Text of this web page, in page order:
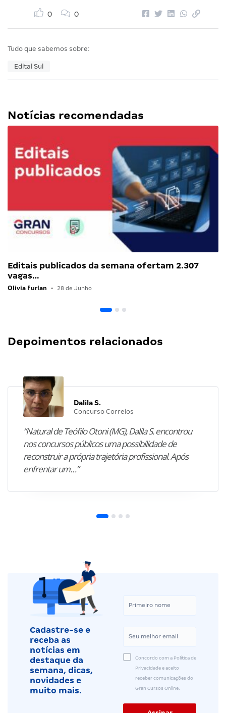
0 0
Tudo que sabemos sobre:
Edital Sul
Notícias recomendadas
Editais publicados da semana ofertam 2.307
vagas…
Olivia Furlan • 28 de Junho
Depoimentos relacionados
Dalila S.
Concurso Correios
“Natural de Teófilo Otoni (MG), Dalila S. encontrou
nos concursos públicos uma possibilidade de
reconstruir a própria trajetória profissional. Após
enfrentar um…”
Cadastre-se e
receba as
notícias em
destaque da
semana, dicas,
novidades e
muito mais.
Concordo com a Política de
Privacidade e aceito
receber comunicações do
Gran Cursos Online.